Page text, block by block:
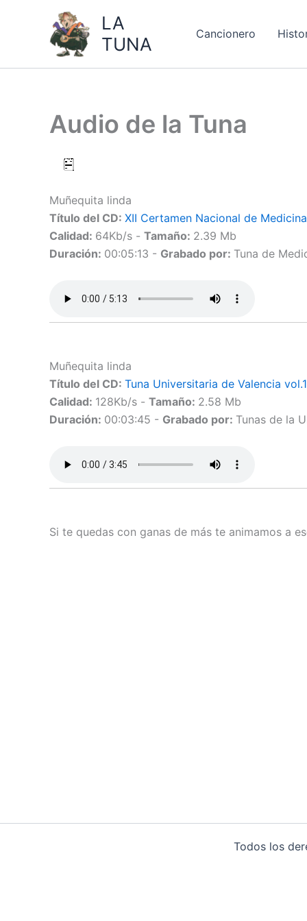
contenido
LA
TUNA
Cancionero
Audio de la Tuna
Muñequita linda
Título del CD: XII Certamen Nacional de Medicina
Calidad: 64Kb/s - Tamaño: 2.39 Mb
Duración: 00:05:13 - Grabado por: Tuna de
Muñequita linda
Título del CD: Tuna Universitaria de Valencia vol.1
Calidad: 128Kb/s - Tamaño: 2.58 Mb
Duración: 00:03:45 - Grabado por: Tunas de la
Si te quedas con ganas de más te animamos a
Todos los